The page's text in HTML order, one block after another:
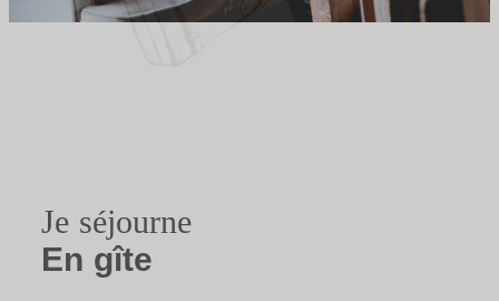
Je séjourne
En gîte